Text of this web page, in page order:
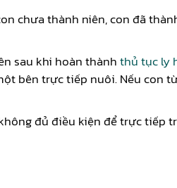
chưa thành niên, con đã
sau khi hoàn thànhthủ tục ly
bên trực tiếp nuôi. Nếu con
đủ điều kiện để trực tiếp